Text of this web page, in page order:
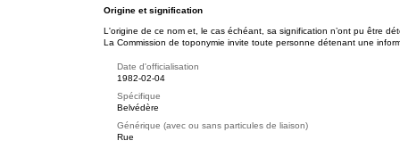
Origine et signification
L'origine de ce nom et, le cas échéant, sa signification n’ont pu être
La Commission de toponymie invite toute personne détenant une
Date d'officialisation
1982-02-04
Spécifique
Belvédère
Générique (avec ou sans particules de liaison)
Rue